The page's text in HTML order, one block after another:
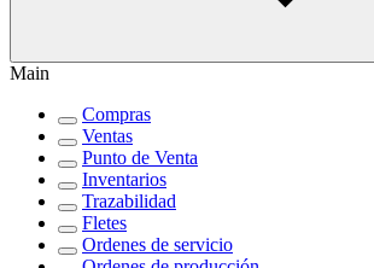
Main
Compras
Ventas
Punto de Venta
Inventarios
Trazabilidad
Fletes
Ordenes de servicio